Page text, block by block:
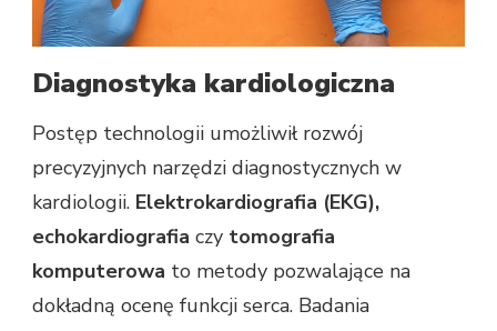
Diagnostyka kardiologiczna
Postęp technologii umożliwił rozwój
precyzyjnych narzędzi diagnostycznych w
kardiologii. Elektrokardiografia (EKG),
echokardiografia czy tomografia
komputerowa to metody pozwalające na
dokładną ocenę funkcji serca. Badania